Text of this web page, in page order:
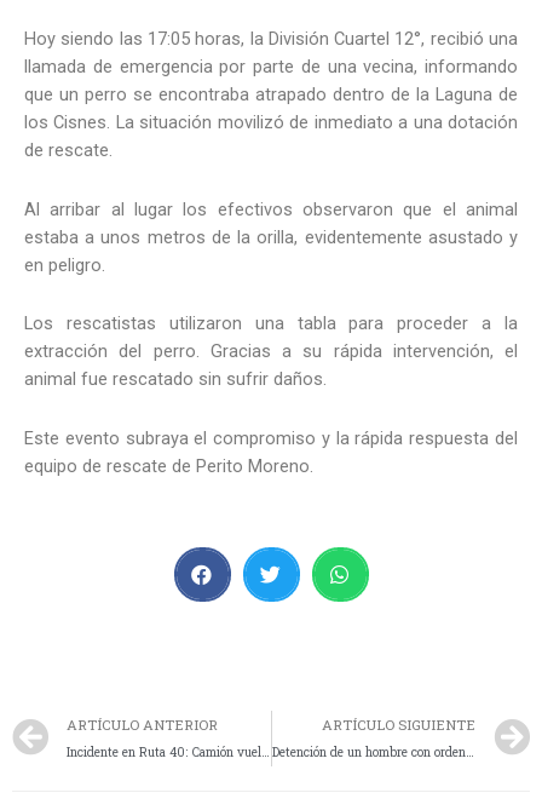
Hoy siendo las 17:05 horas, la División Cuartel 12°, recibió una
llamada de emergencia por parte de una vecina, informando
que un perro se encontraba atrapado dentro de la Laguna de
los Cisnes. La situación movilizó de inmediato a una dotación
de rescate.
Al arribar al lugar los efectivos observaron que el animal
estaba a unos metros de la orilla, evidentemente asustado y
en peligro.
Los rescatistas utilizaron una tabla para proceder a la
extracción del perro. Gracias a su rápida intervención, el
animal fue rescatado sin sufrir daños.
Este evento subraya el compromiso y la rápida respuesta del
equipo de rescate de Perito Moreno.
ARTÍCULO ANTERIOR
Incidente en Ruta 40: Camión vuelca sin lesionados
ARTÍCULO SIGUIENTE
Detención de un hombre con orden de captura